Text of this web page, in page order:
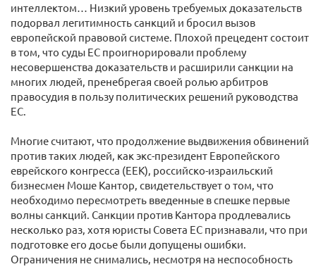
интеллектом… Низкий уровень требуемых доказательств
подорвал легитимность санкций и бросил вызов
европейской правовой системе. Плохой прецедент состоит
в том, что суды ЕС проигнорировали проблему
несовершенства доказательств и расширили санкции на
многих людей, пренебрегая своей ролью арбитров
правосудия в пользу политических решений руководства
ЕС.
Многие считают, что продолжение выдвижения обвинений
против таких людей, как экс-президент Европейского
еврейского конгресса (ЕЕК), российско-израильский
бизнесмен Моше Кантор, свидетельствует о том, что
необходимо пересмотреть введенные в спешке первые
волны санкций. Санкции против Кантора продлевались
несколько раз, хотя юристы Совета ЕС признавали, что при
подготовке его досье были допущены ошибки.
Ограничения не снимались, несмотря на неспособность